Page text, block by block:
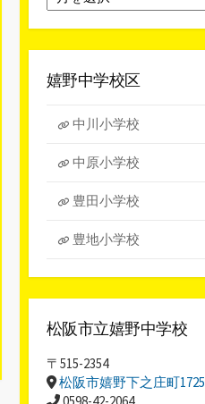
別
ア
ー
イ
嬉野中学校区
中川小学校
中原小学校
豊田小学校
豊地小学校
松阪市立嬉野中学校
〒515-2354
松阪市嬉野下之庄町1725
0598-42-2064